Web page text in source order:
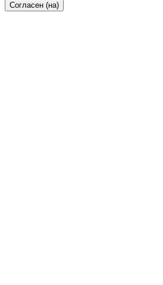
Согласен (на)